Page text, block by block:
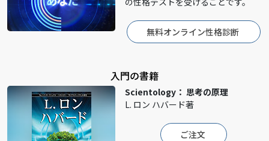
無料オンライン性格診断
入門の書籍
Scientology： 思考の原理
L. ロン ハバード著
ご注文